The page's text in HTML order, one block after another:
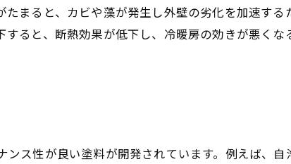
まると、カビや藻が発生し外壁の劣化を加速す
ると、断熱効果が低下し、冷暖房の効きが悪く
ス性が良い塗料が開発されています。例えば、